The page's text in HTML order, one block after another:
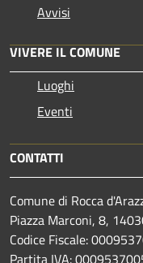
Avvisi
VIVERE IL COMUNE
Luoghi
Eventi
CONTATTI
Comune di Rocca
Piazza Marconi, 8,
Codice Fiscale:
Partita IVA: